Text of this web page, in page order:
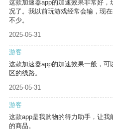
这款加速器app的加速效果非常好
况了。我以前玩游戏经常会输，现
不少。
2025-05-31
游客
这款加速器app的加速效果一般，
区的线路。
2025-05-31
游客
这款app是我购物的得力助手，让
的商品。